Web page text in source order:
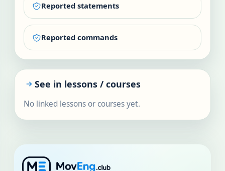
Reported statements
Reported commands
See in lessons / courses
No linked lessons or courses yet.